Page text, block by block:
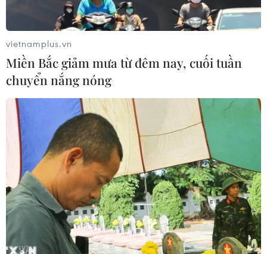
vietnamplus.vn
Miền Bắc giảm mưa từ đêm nay, cuối tuần
chuyển nắng nóng